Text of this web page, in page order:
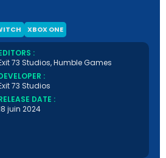
XBOX ONE
:
73 Studios, Humble Games
:
73 Studios
DATE :
juin 2024